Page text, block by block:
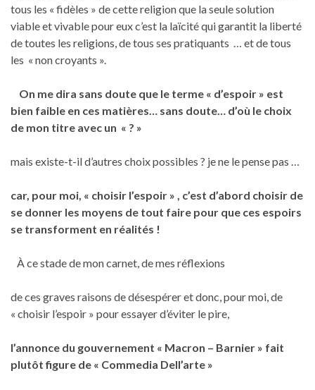
tous les « fidèles » de cette religion que la seule solution
viable et vivable pour eux c’est la laïcité qui garantit la liberté
de toutes les religions, de tous ses pratiquants … et de tous
les « non croyants ».
On me dira sans doute que le terme « d’espoir » est
bien faible en ces matières… sans doute… d’où le choix
de mon titre avec un « ? »
mais existe-t-il d’autres choix possibles ? je ne le pense pas …
car, pour moi, « choisir l’espoir » , c’est d’abord choisir de
se donner les moyens de tout faire pour que ces espoirs
se transforment en réalités !
À ce stade de mon carnet, de mes réflexions
de ces graves raisons de désespérer et donc, pour moi, de
« choisir l’espoir » pour essayer d’éviter le pire,
l’annonce du gouvernement « Macron – Barnier » fait
plutôt figure de « Commedia Dell’arte »